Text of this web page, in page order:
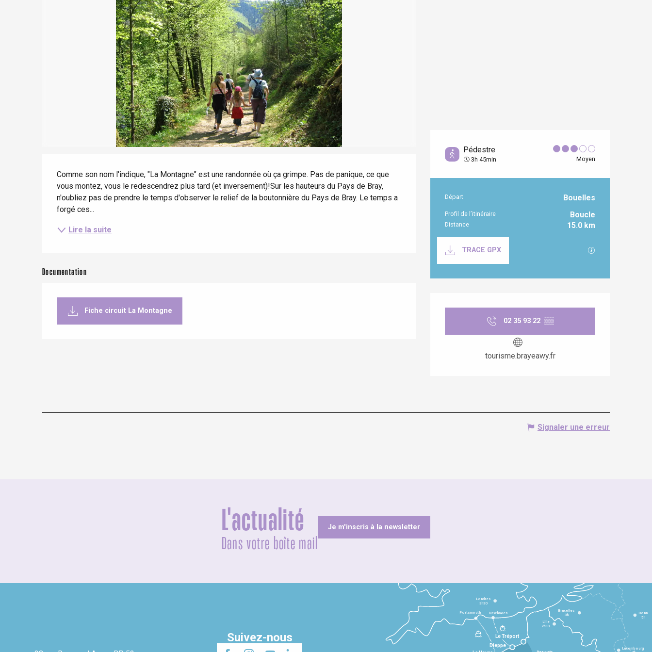
Lille 2h30
Val-de-Scie
Eu
Criel-sur-Mer
Le Tréport
Blangy-sur-Bresle
Dieppe
Avec les enfants
Pédestre
3h 45min Moyen
Informations pratiques
Départ Bouelles
Profil de l’itinéraire Boucle
Distance 15.0 km
Documentation
TRACE GPX
Ouverture et coordonnées
02 35 93 22 ▒▒
tourisme.brayeawy.fr
Comme son nom l'indique, "La Montagne" est une randonnée où ça grimpe. Pas de panique, ce que
vous montez, vous le redescendrez plus tard (et inversement)!Sur les hauteurs du Pays de Bray,
n'oubliez pas de prendre le temps d'observer le relief de la boutonnière du Pays de Bray. Le temps a
forgé ces...
Lire la suite
Documentation
Fiche circuit La Montagne
Signaler une erreur
L'actualité
Dans votre boîte mail
Je m'inscris à la newsletter
Suivez-nous
Dieppe
Le Tréport
Lille
2h30
Bruxelles
3h
Londres
3h30
Newhaven
Portsmouth Bonn
5h
Luxembourg